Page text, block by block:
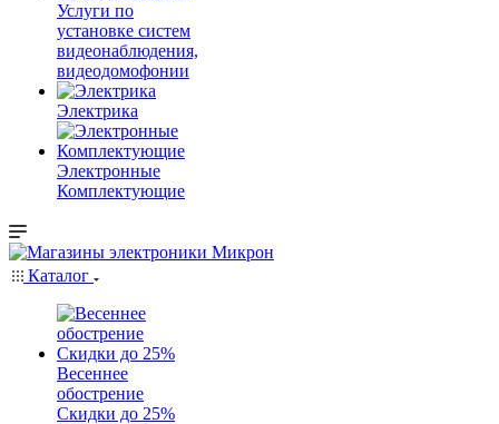
Услуги по
установке систем
видеонаблюдения,
видеодомофонии
Электрика
Электронные
Комплектующие
Каталог
Весеннее
обострение
Скидки до 25%